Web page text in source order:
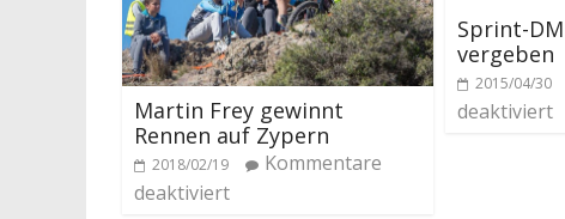
Martin Frey gewinnt
Rennen auf Zypern
2018/02/19
Kommentare
deaktiviert
Sprint-
vergeben
2015/04/30
deaktiviert